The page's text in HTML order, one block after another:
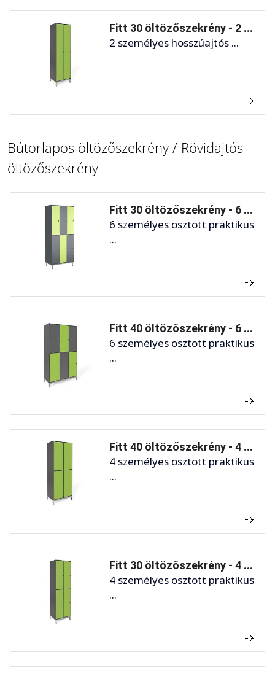
Fitt 30 öltözőszekrény - 2 ...
2 személyes hosszúajtós ...
Bútorlapos öltözőszekrény / Rövidajtós
öltözőszekrény
Fitt 30 öltözőszekrény - 6 ...
6 személyes osztott praktikus
...
Fitt 40 öltözőszekrény - 6 ...
6 személyes osztott praktikus
...
Fitt 40 öltözőszekrény - 4 ...
4 személyes osztott praktikus
...
Fitt 30 öltözőszekrény - 4 ...
4 személyes osztott praktikus
...